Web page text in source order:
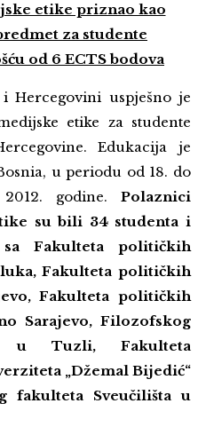
etike priznao kao
za studente
od 6 ECTS bodova
Hercegovini uspješno je
etike za studente
Edukacija je
u periodu od 18. do
godine. Polaznici
su bili 34 studenta i
Fakulteta političkih
Fakulteta političkih
Fakulteta političkih
Sarajevo, Filozofskog
u Tuzli, Fakulteta
„Džemal Bijedić“
fakulteta Sveučilišta u